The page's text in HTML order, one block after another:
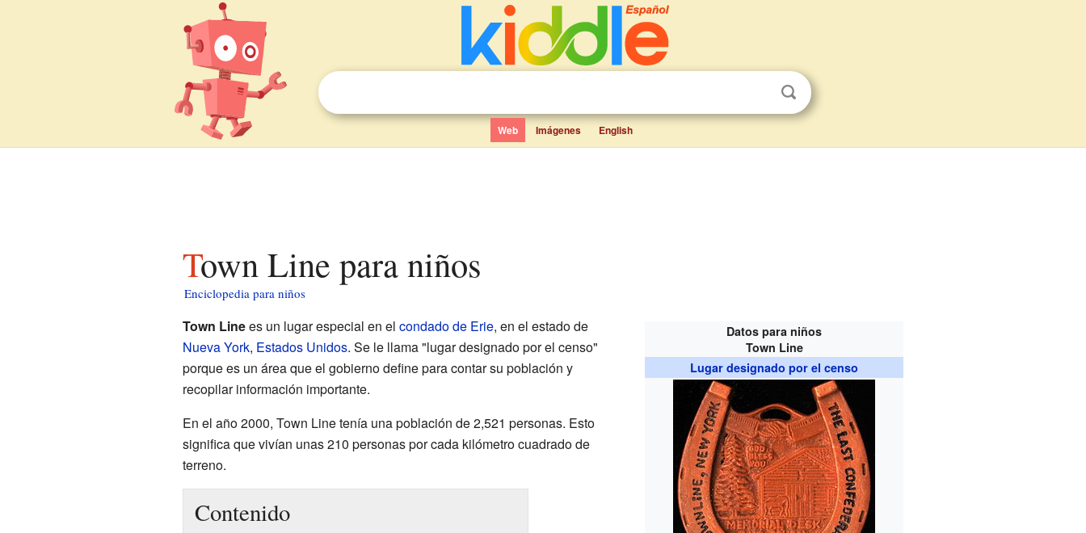
Web Imágenes English
Town Line para niños
Enciclopedia para niños
Datos para niños
Town Line
Lugar designado por el censo
Town Linees un lugar especial en el condado de Erie, en el estado de
Nueva York, Estados Unidos. Se le llama "lugar designado por el censo"
porque es un área que el gobierno define para contar su población y
recopilar información importante.
En el año 2000, Town Line tenía una población de 2,521 personas. Esto
significa que vivían unas 210 personas por cada kilómetro cuadrado de
terreno.
Contenido